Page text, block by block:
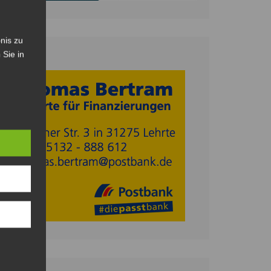
zu
Sie in